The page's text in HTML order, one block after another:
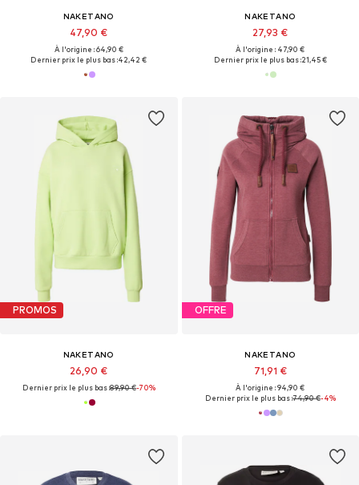
NAKETANO
47,90 €
À l'origine : 64,90 €
Dernier prix le plus bas :42,42 €
NAKETANO
27,93 €
À l'origine : 47,90 €
Dernier prix le plus bas :21,45 €
PROMOS
NAKETANO
26,90 €
Dernier prix le plus bas :89,90 €-70%
OFFRE
NAKETANO
71,91 €
À l'origine : 94,90 €
Dernier prix le plus bas :74,90 €-4%